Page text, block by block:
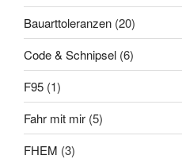
Bauarttoleranzen (20)
Code & Schnipsel (6)
F95 (1)
Fahr mit mir (5)
FHEM (3)